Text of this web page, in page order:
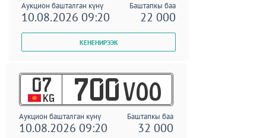
Аукцион башталган күнү Баштапкы баа
10.08.2026 09:20 22 000
07
KG 700 VOO
Аукцион башталган күнү Баштапкы баа
10.08.2026 09:20 32 000